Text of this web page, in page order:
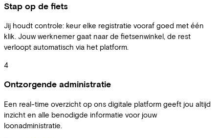
Stap op de fiets
Jij houdt controle: keur elke registratie vooraf goed met één
klik. Jouw werknemer gaat naar de fietsenwinkel, de rest
verloopt automatisch via het platform.
4
Ontzorgende administratie
Een real-time overzicht op ons digitale platform geeft jou altijd
inzicht en alle benodigde informatie voor jouw
loonadministratie.